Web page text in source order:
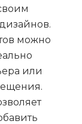
можно
или